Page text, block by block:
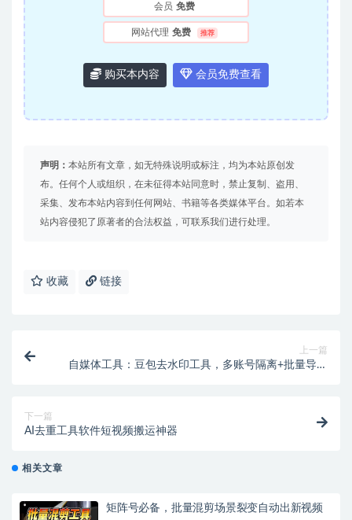
会员 免费
网站代理 免费 推荐
购买本内容 会员免费查看
声明： 本站所有文章，如无特殊说明或标注，均为本站原创发
布。任何个人或组织，在未征得本站同意时，禁止复制、盗用、
采集、发布本站内容到任何网站、书籍等各类媒体平台。如若本
站内容侵犯了原著者的合法权益，可联系我们进行处理。
收藏 链接
上一篇
自媒体工具：豆包去水印工具，多账号隔离+批量导出
下一篇
AI去重工具软件短视频搬运神器
相关文章
矩阵号必备，批量混剪场景裂变自动出新视频